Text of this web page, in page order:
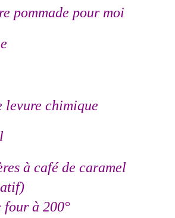
pommade pour moi
levure chimique
à café de caramel
à 200°